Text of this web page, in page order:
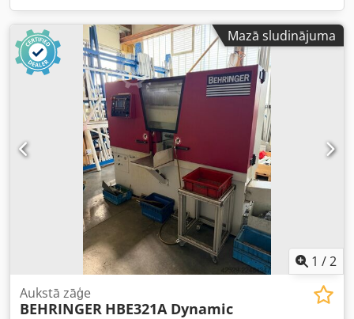
Mazā sludinājuma
1 /2
Aukstā zāģe
BEHRINGER HBE321A Dynamic